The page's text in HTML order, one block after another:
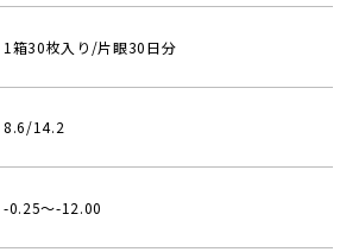
1箱30枚入り/片眼30日分
8.6/14.2
-0.25～-12.00